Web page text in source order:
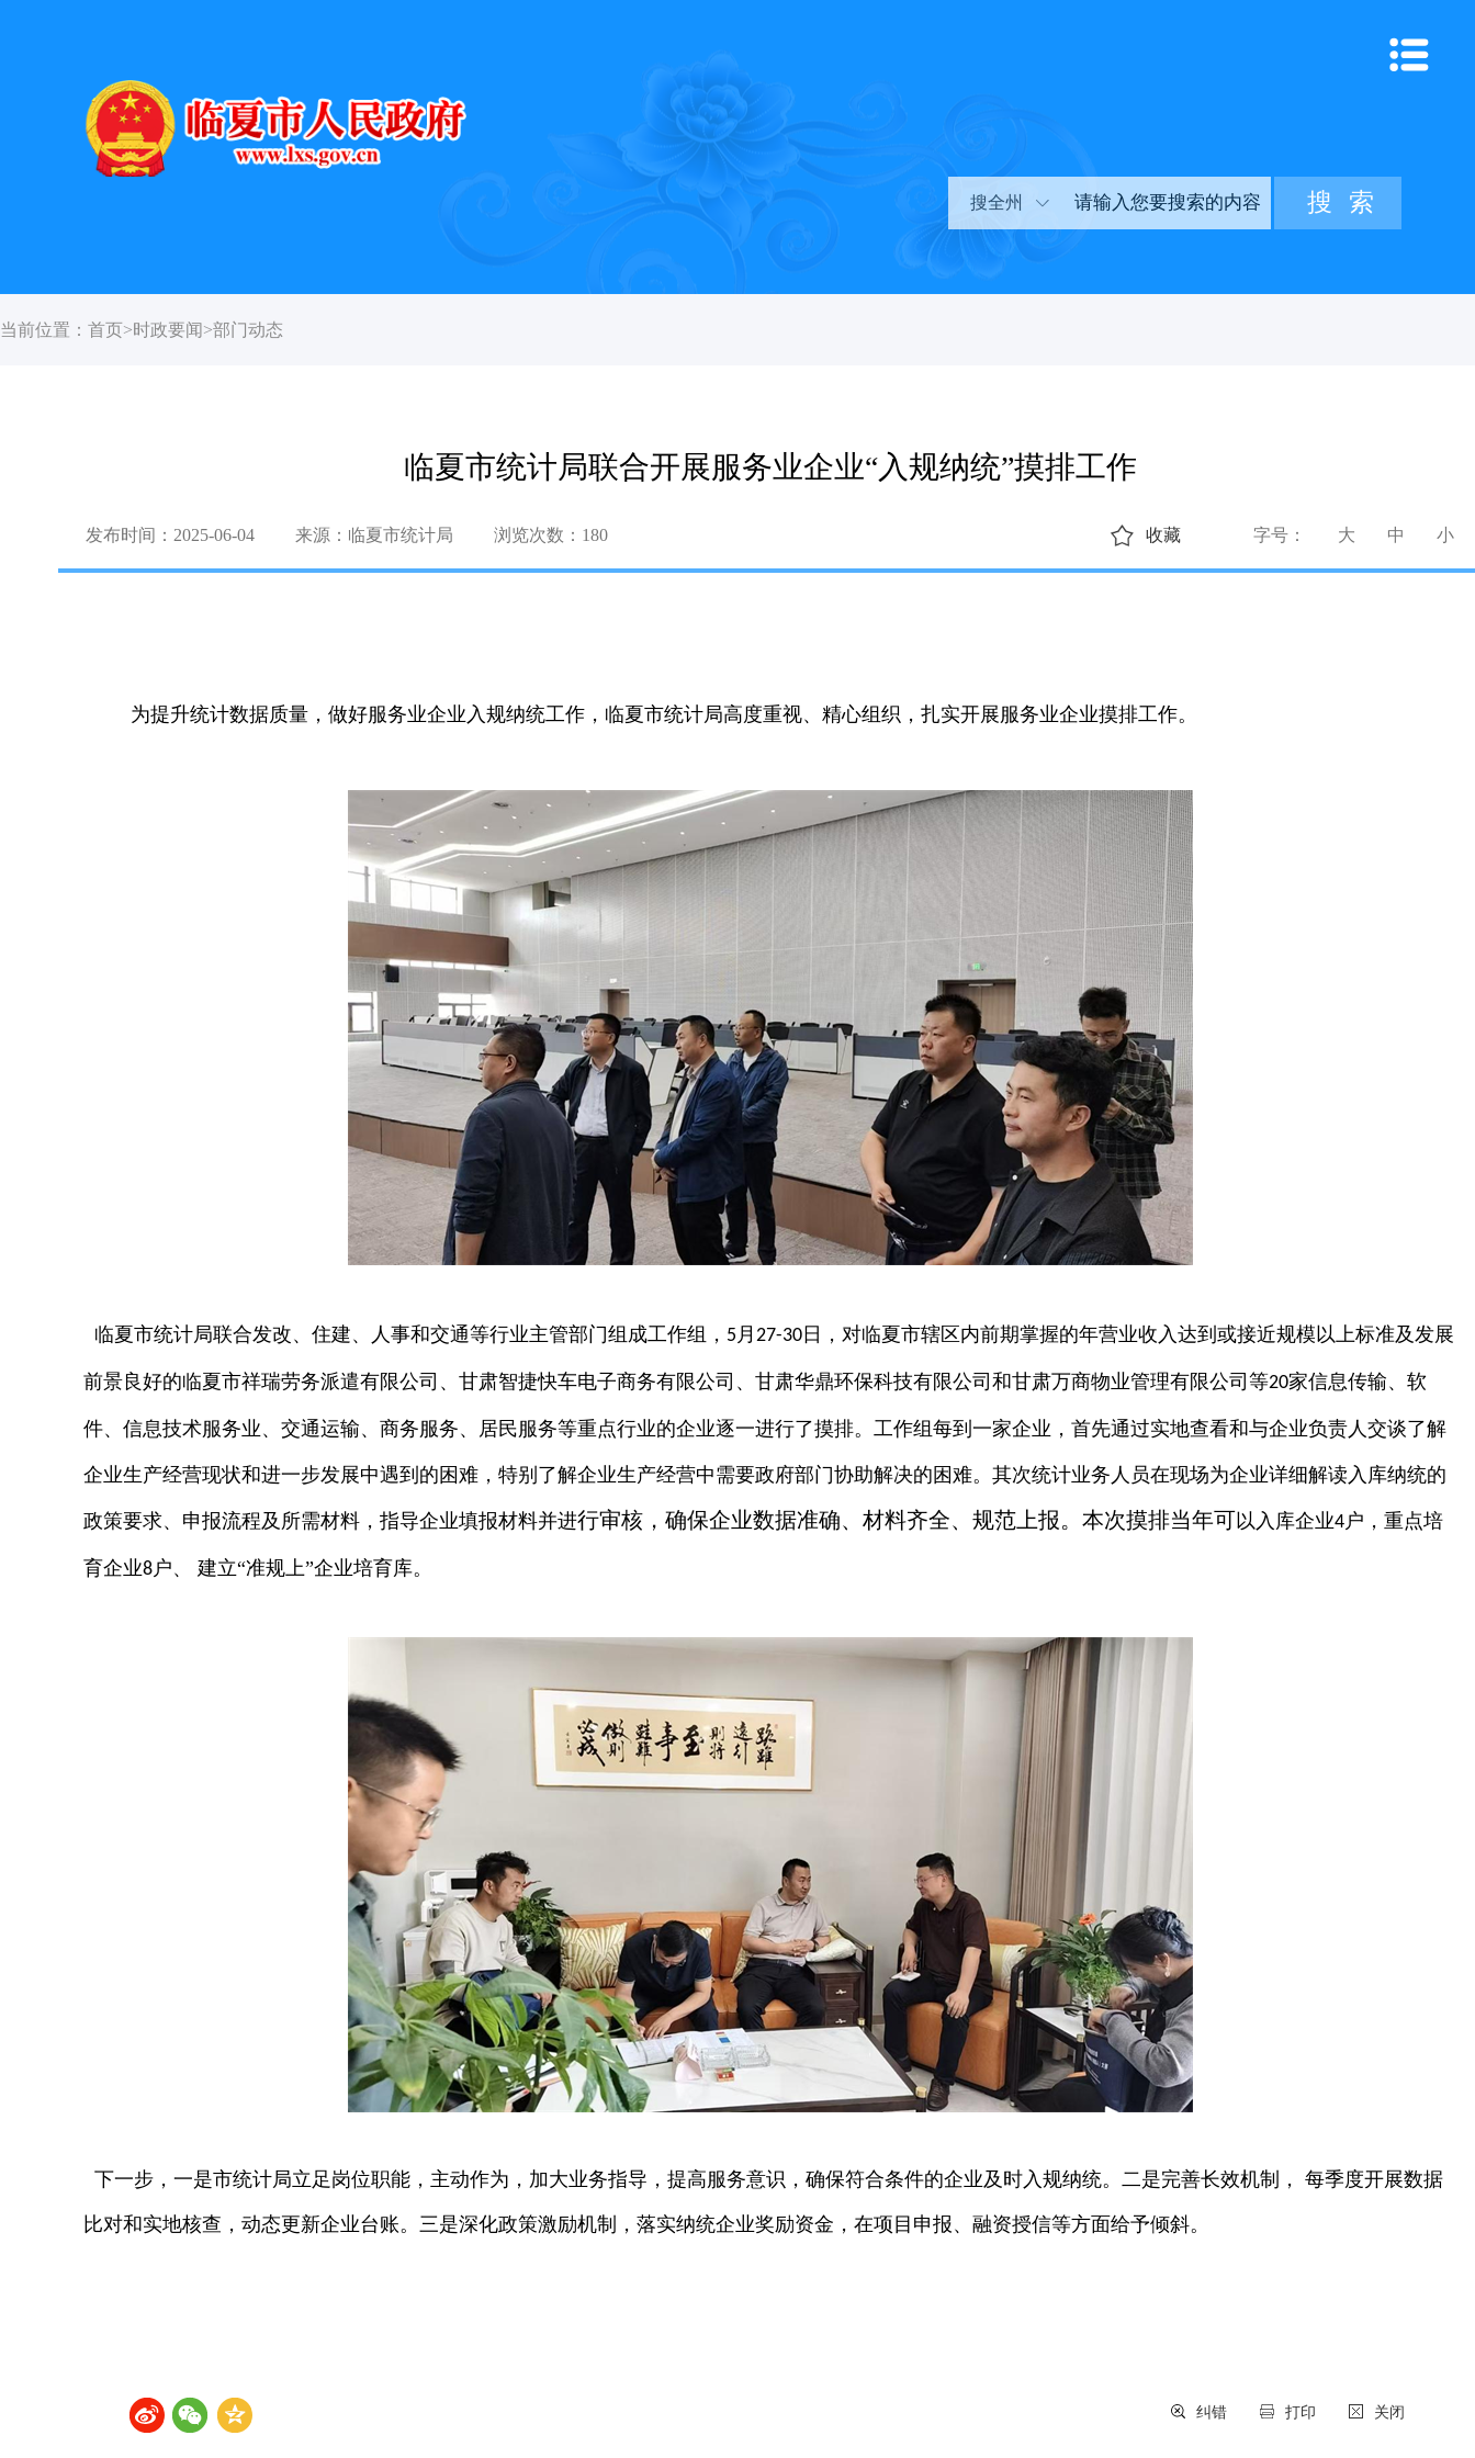
搜全州
当前位置： 首页>时政要闻 >部门动态
临夏市统计局联合开展服务业企业“入规纳统”摸排工作
发布时间：2025-06-04 来源：临夏市统计局 浏览次数： 180 字号： 大 中 小
收藏
为提升统计数据质量，做好服务业企业入规纳统工作，临夏市统计局高度重视、精心组织，扎实开展服务业企业摸排工作。
临夏市统计局联合发改、住建、人事和交通等行业主管部门组成工作组， 5 月 27-30 日，对临夏市辖区内前期掌握的年营业收入达到或接近规模以上标准及发展
前景良好的临夏市祥瑞劳务派遣有限公司、甘肃智捷快车电子商务有限公司、甘肃华鼎环保科技有限公司和甘肃万商物业管理有限公司等20家信息传输、软
件、信息技术服务业、交通运输、商务服务、居民服务等重点行业的企业逐一进行了摸排。工作组每到一家企业，首先通过实地查看和与企业负责人交谈了解
企业生产经营现状和进一步发展中遇到的困难，特别了解企业生产经营中需要政府部门协助解决的困难。其次统计业务人员在现场为企业详细解读入库纳统的
政策要求、申报流程及所需材料，指导企业填报材料并进行审核，确保企业数据准确、材料齐全、规范上报。 本次摸排当年可以入库企业4户，重点培
育企业8户、 建立“准规上”企业培育库。
下一步，一是市统计局立足岗位职能，主动作为，加大业务指导，提高服务意识，确保符合条件的企业及时入规纳统。二是完善长效机制， 每季度开展数据
比对和实地核查，动态更新企业台账。三是深化政策激励机制，落实纳统企业奖励资金，在项目申报、融资授信等方面给予倾斜。
关闭
打印
纠错